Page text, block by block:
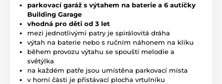
parkovací garáž s výtahem na baterie a 6 autíčky
Building Garage
vhodná pro děti od 3 let
mezi jednotlivými patry je spirálovitá dráha
výtah na baterie nebo s ručním náhonem na kliku
během provozu výtahu se spouští melodie a
světýlka
na každém patře jsou umístěna parkovací místa
v horní části je přistávací plocha vrtulníku